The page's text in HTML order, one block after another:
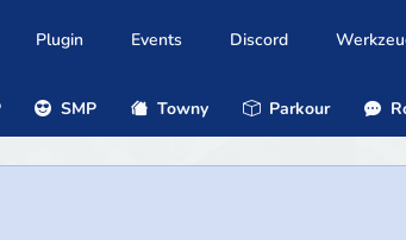
Plugin Events Discord
SMP Towny Parkour